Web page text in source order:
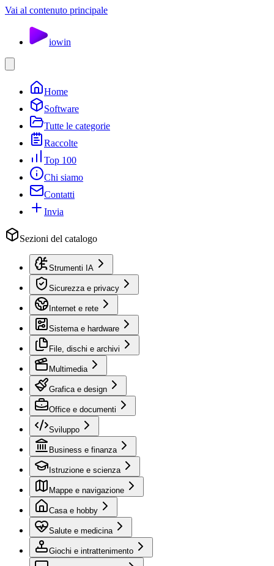
Vai al contenuto principale
iowin
Home
Software
Tutte le categorie
Raccolte
Top 100
Chi siamo
Contatti
Invia
Sezioni del catalogo
Strumenti IA
Sicurezza e privacy
Internet e rete
Sistema e hardware
File, dischi e archivi
Multimedia
Grafica e design
Office e documenti
Sviluppo
Business e finanza
Istruzione e scienza
Mappe e navigazione
Casa e hobby
Salute e medicina
Giochi e intrattenimento